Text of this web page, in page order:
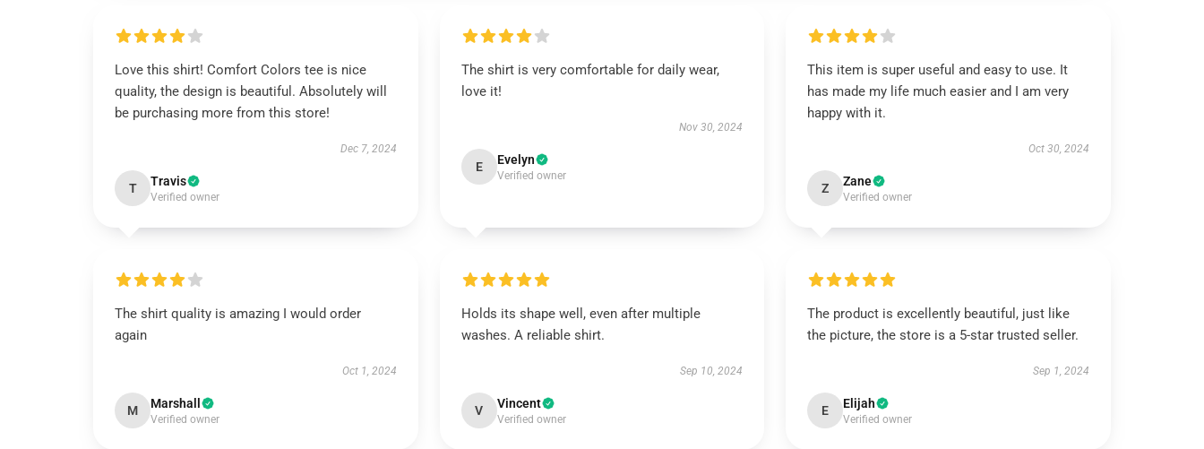
Love this shirt! Comfort Colors tee is nice
quality, the design is beautiful. Absolutely will
be purchasing more from this store!
Dec 7, 2024
T Travis
Verified owner
The shirt is very comfortable for daily wear,
love it!
Nov 30, 2024
E Evelyn
Verified owner
This item is super useful and easy to use. It
has made my life much easier and I am very
happy with it.
Oct 30, 2024
Z Zane
Verified owner
The shirt quality is amazing I would order
again
Oct 1, 2024
M Marshall
Verified owner
Holds its shape well, even after multiple
washes. A reliable shirt.
Sep 10, 2024
V Vincent
Verified owner
The product is excellently beautiful, just like
the picture, the store is a 5-star trusted seller.
Sep 1, 2024
E Elijah
Verified owner